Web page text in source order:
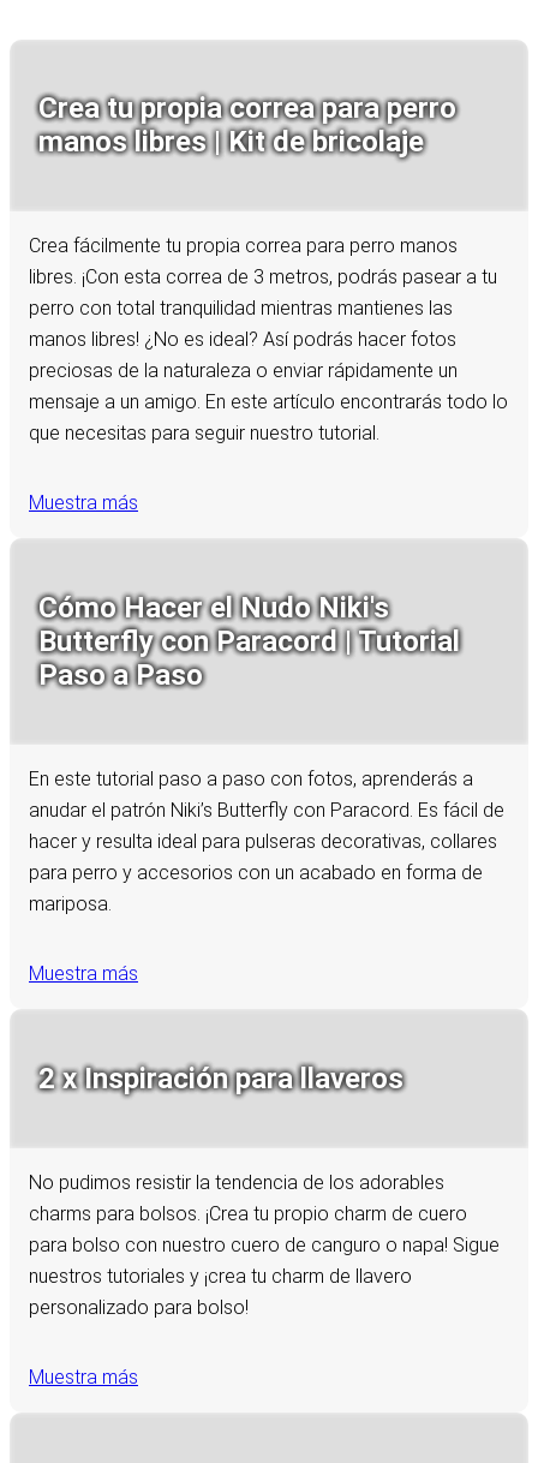
Crea tu propia correa para perro
manos libres | Kit de bricolaje
Crea fácilmente tu propia correa para perro manos
libres. ¡Con esta correa de 3 metros, podrás pasear a tu
perro con total tranquilidad mientras mantienes las
manos libres! ¿No es ideal? Así podrás hacer fotos
preciosas de la naturaleza o enviar rápidamente un
mensaje a un amigo. En este artículo encontrarás todo lo
que necesitas para seguir nuestro tutorial.
Muestra más
Cómo Hacer el Nudo Niki's
Butterfly con Paracord | Tutorial
Paso a Paso
En este tutorial paso a paso con fotos, aprenderás a
anudar el patrón Niki’s Butterfly con Paracord. Es fácil de
hacer y resulta ideal para pulseras decorativas, collares
para perro y accesorios con un acabado en forma de
mariposa.
Muestra más
2 x Inspiración para llaveros
No pudimos resistir la tendencia de los adorables
charms para bolsos. ¡Crea tu propio charm de cuero
para bolso con nuestro cuero de canguro o napa! Sigue
nuestros tutoriales y ¡crea tu charm de llavero
personalizado para bolso!
Muestra más